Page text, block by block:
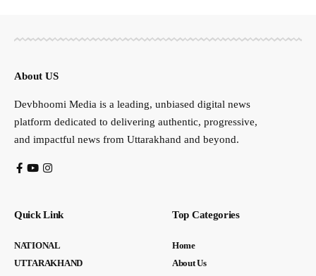
About US
Devbhoomi Media is a leading, unbiased digital news
platform dedicated to delivering authentic, progressive,
and impactful news from Uttarakhand and beyond.
Quick Link
NATIONAL
UTTARAKHAND
Top Categories
Home
About Us